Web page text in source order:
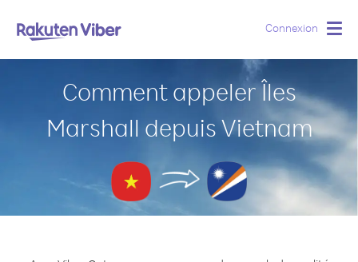
Connexion
Comment appeler Îles
Marshall depuis Vietnam